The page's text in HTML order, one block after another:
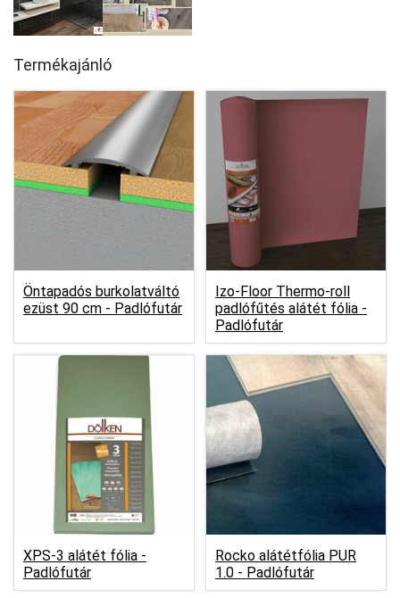
Termékajánló
Öntapadós burkolatváltó
ezüst 90 cm - Padlófutár
Izo-Floor Thermo-roll
padlófűtés alátét fólia -
Padlófutár
XPS-3 alátét fólia -
Padlófutár
Rocko alátétfólia PUR
1.0 - Padlófutár